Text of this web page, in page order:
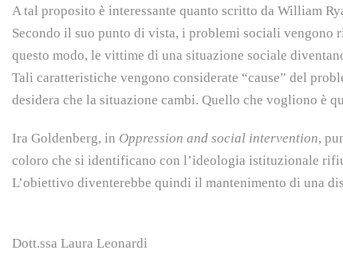
A tal proposito è interessante quanto scritto da William
Secondo il suo punto di vista, i problemi sociali
questo modo, le vittime di una situazione sociale
Tali caratteristiche vengono considerate “cause” del
desidera che la situazione cambi. Quello che vogliono
Ira Goldenberg, in Oppression and social intervention,
coloro che si identificano con l’ideologia istituzionale
L’obiettivo diventerebbe quindi il mantenimento di una
Dott.ssa Laura Leonardi